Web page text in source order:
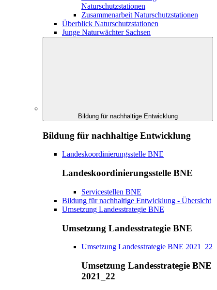
Naturschutzstationen
Zusammenarbeit Naturschutzstationen
Überblick Naturschutzstationen
Junge Naturwächter Sachsen
Bildung für nachhaltige Entwicklung
Bildung für nachhaltige Entwicklung
Landeskoordinierungsstelle BNE
Landeskoordinierungsstelle BNE
Servicestellen BNE
Bildung für nachhaltige Entwicklung - Übersicht
Umsetzung Landesstrategie BNE
Umsetzung Landesstrategie BNE
Umsetzung Landesstrategie BNE 2021_22
Umsetzung Landesstrategie BNE
2021_22